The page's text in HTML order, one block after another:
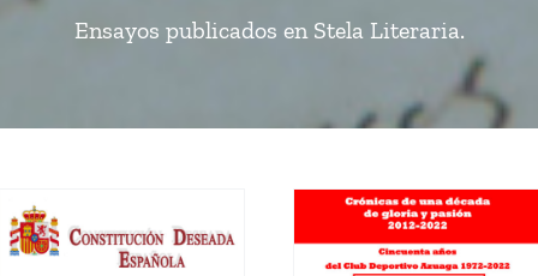
Ensayos publicados en Stela Literaria.